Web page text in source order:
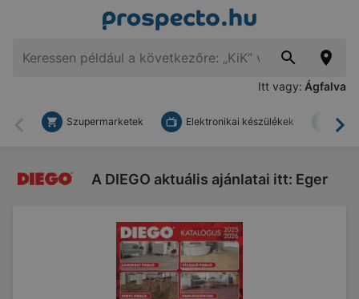
Itt vagy: Ágfalva
Vissza
Szupermarketek Elektronikai készülékek
A DIEGO aktuális ajánlatai itt: Eger